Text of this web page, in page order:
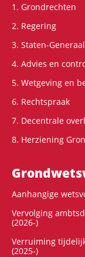
1. Grondrechten
2. Regering
3. Staten-Generaal
4. Advies en
5. Wetgeving en
6. Rechtspraak
7. Decentrale
8. Herziening
Aanhangige
Vervolging
(2026-)
Verruiming
(2025-)